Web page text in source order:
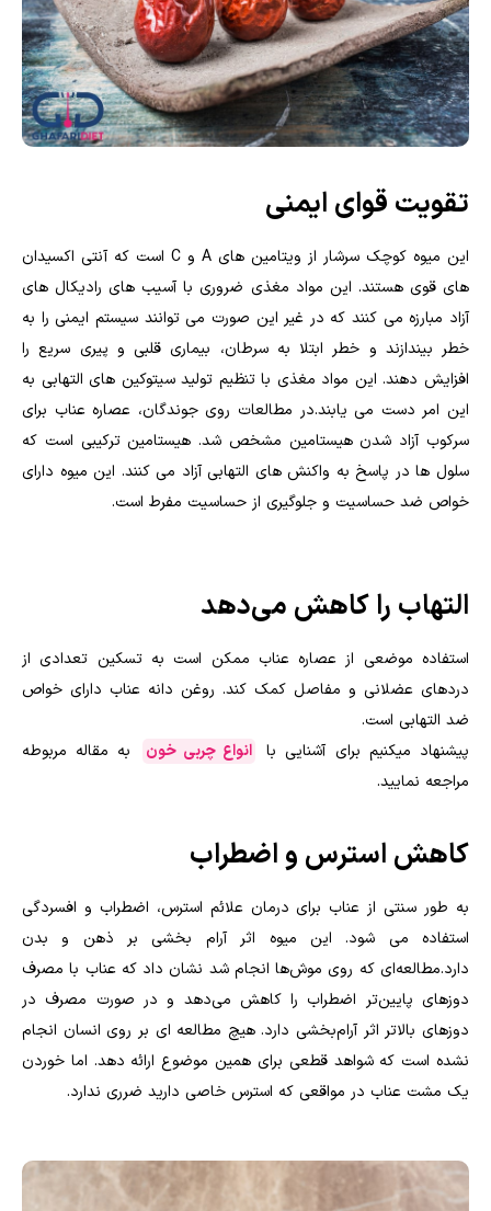
تقویت قوای ایمنی
این میوه کوچک سرشار از ویتامین های A و C است که آنتی اکسیدان
های قوی هستند. این مواد مغذی ضروری با آسیب های رادیکال های
آزاد مبارزه می کنند که در غیر این صورت می توانند سیستم ایمنی را به
خطر بیندازند و خطر ابتلا به سرطان، بیماری قلبی و پیری سریع را
افزایش دهند. این مواد مغذی با تنظیم تولید سیتوکین های التهابی به
این امر دست می یابند.در مطالعات روی جوندگان، عصاره عناب برای
سرکوب آزاد شدن هیستامین مشخص شد. هیستامین ترکیبی است که
سلول ها در پاسخ به واکنش های التهابی آزاد می کنند. این میوه دارای
خواص ضد حساسیت و جلوگیری از حساسیت مفرط است.
التهاب را کاهش می‌دهد
استفاده موضعی از عصاره عناب ممکن است به تسکین تعدادی از
دردهای عضلانی و مفاصل کمک کند. روغن دانه عناب دارای خواص
ضد التهابی است.
پیشنهاد میکنیم برای آشنایی با
انواع چربی خون
به مقاله مربوطه
مراجعه نمایید.
کاهش استرس و اضطراب
به طور سنتی از عناب برای درمان علائم استرس، اضطراب و افسردگی
استفاده می شود. این میوه اثر آرام بخشی بر ذهن و بدن
دارد.مطالعه‌ای که روی موش‌ها انجام شد نشان داد که عناب با مصرف
دوزهای پایین‌تر اضطراب را کاهش می‌دهد و در صورت مصرف در
دوزهای بالاتر اثر آرام‌بخشی دارد. هیچ مطالعه ای بر روی انسان انجام
نشده است که شواهد قطعی برای همین موضوع ارائه دهد. اما خوردن
یک مشت عناب در مواقعی که استرس خاصی دارید ضرری ندارد.